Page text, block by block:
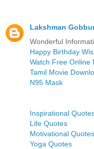
Lakshman
Wonderful
Happy Birthday
Watch Free Online
Tamil Movie
N95 Mask
Inspirational
Life Quotes
Motivational Quotes
Yoga Quotes